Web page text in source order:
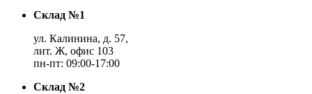
Склад №1
ул. Калинина, д. 57,
лит. Ж, офис 103
пн-пт: 09:00-17:00
Склад №2